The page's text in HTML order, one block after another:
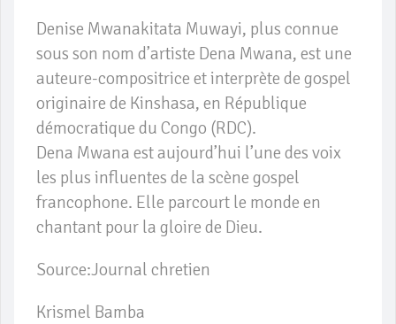
Denise Mwanakitata Muwayi, plus connue
sous son nom d’artiste Dena Mwana, est une
auteure-compositrice et interprète de gospel
originaire de Kinshasa, en République
démocratique du Congo (RDC).
Dena Mwana est aujourd’hui l’une des voix
les plus influentes de la scène gospel
francophone. Elle parcourt le monde en
chantant pour la gloire de Dieu.
Source:Journal chretien
Krismel Bamba